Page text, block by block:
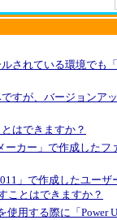
されている環境でも
すが、バージョンア
はできますか？
ーカー」で作成したフ
」で作成したユー
ことはできますか？
用する際に「Power